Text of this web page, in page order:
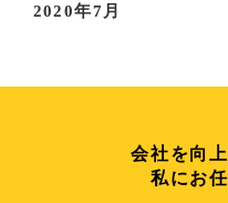
2020年7月
会社を向
私にお